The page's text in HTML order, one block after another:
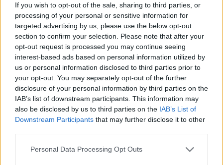
If you wish to opt-out of the sale, sharing to third parties, or
processing of your personal or sensitive information for
targeted advertising by us, please use the below opt-out
section to confirm your selection. Please note that after your
opt-out request is processed you may continue seeing
interest-based ads based on personal information utilized by
us or personal information disclosed to third parties prior to
your opt-out. You may separately opt-out of the further
disclosure of your personal information by third parties on the
IAB’s list of downstream participants. This information may
also be disclosed by us to third parties on the IAB’s List of
Downstream Participants that may further disclose it to other
Personal Data Processing Opt Outs
10:46
ΚΡΗΤΗ
Στο σκοτάδι η μισή Σταλίδα μετά από φωτιά σε
στύλο της ΔΕΗ (βίντεο)
ΠΕΡΙΕΡΓΑ - ΠΑΡΑΞΕΝΑ
Ιστορικό κατόρθωμα: Κολυμβητής διέσχισε τη
Βαλτική Θάλασσα από τη Σουηδία έως την
Πολωνία (βίντεο)
Αεροδρόμιο Καστελίου: Έπεσαν οι υπογραφές
ΠΕΡΙΣΣΟΤΕΡΑ
ΚΟΣΜΟΣ
Ιράν: Αναφορές ότι ο Μοτζτάμπα
Χαμενεΐ μπορεί να πεθάνει από μέρα
σε μέρα